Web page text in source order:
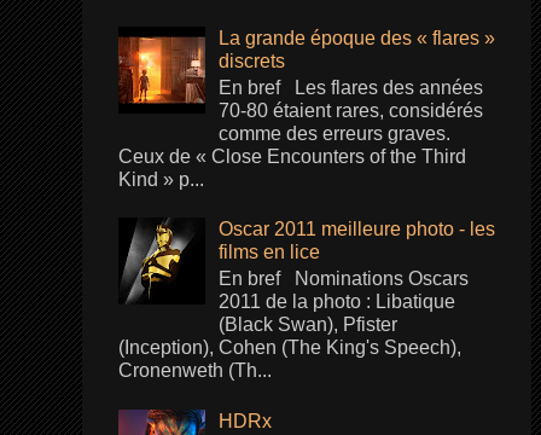
La grande époque des « flares »
discrets
En bref Les flares des années
70-80 étaient rares, considérés
comme des erreurs graves.
Ceux de « Close Encounters of the Third
Kind » p...
Oscar 2011 meilleure photo - les
films en lice
En bref Nominations Oscars
2011 de la photo : Libatique
(Black Swan), Pfister
(Inception), Cohen (The King's Speech),
Cronenweth (Th...
HDRx